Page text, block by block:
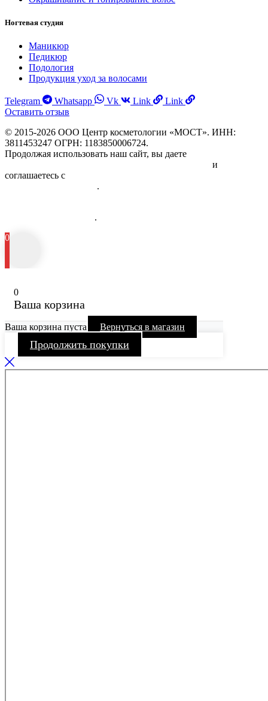
Ногтевая студия
Маникюр
Педикюр
Подология
Продукция уход за волосами
Telegram Whatsapp Vk Link
Link
Оставить отзыв
© 2015-2026 ООО Центр косметологии «МОСТ». ИНН:
3811453247 ОГРН: 1183850006724.
Продолжая использовать наш сайт, вы даете
и
соглашаетесь с
.
.
0
0
Ваша корзина
Ваша корзина пуста Вернуться в магазин
Продолжить покупки